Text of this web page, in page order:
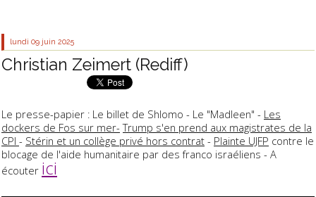
lundi 09 juin 2025
Christian Zeimert (Rediff)
Le presse-papier : Le billet de Shlomo - Le "Madleen" - Les
dockers de Fos sur mer- Trump s'en prend aux magistrates de la
CPI - Stérin et un collège privé hors contrat - Plainte UJFP contre le
blocage de l'aide humanitaire par des franco israéliens - A
écouter ici